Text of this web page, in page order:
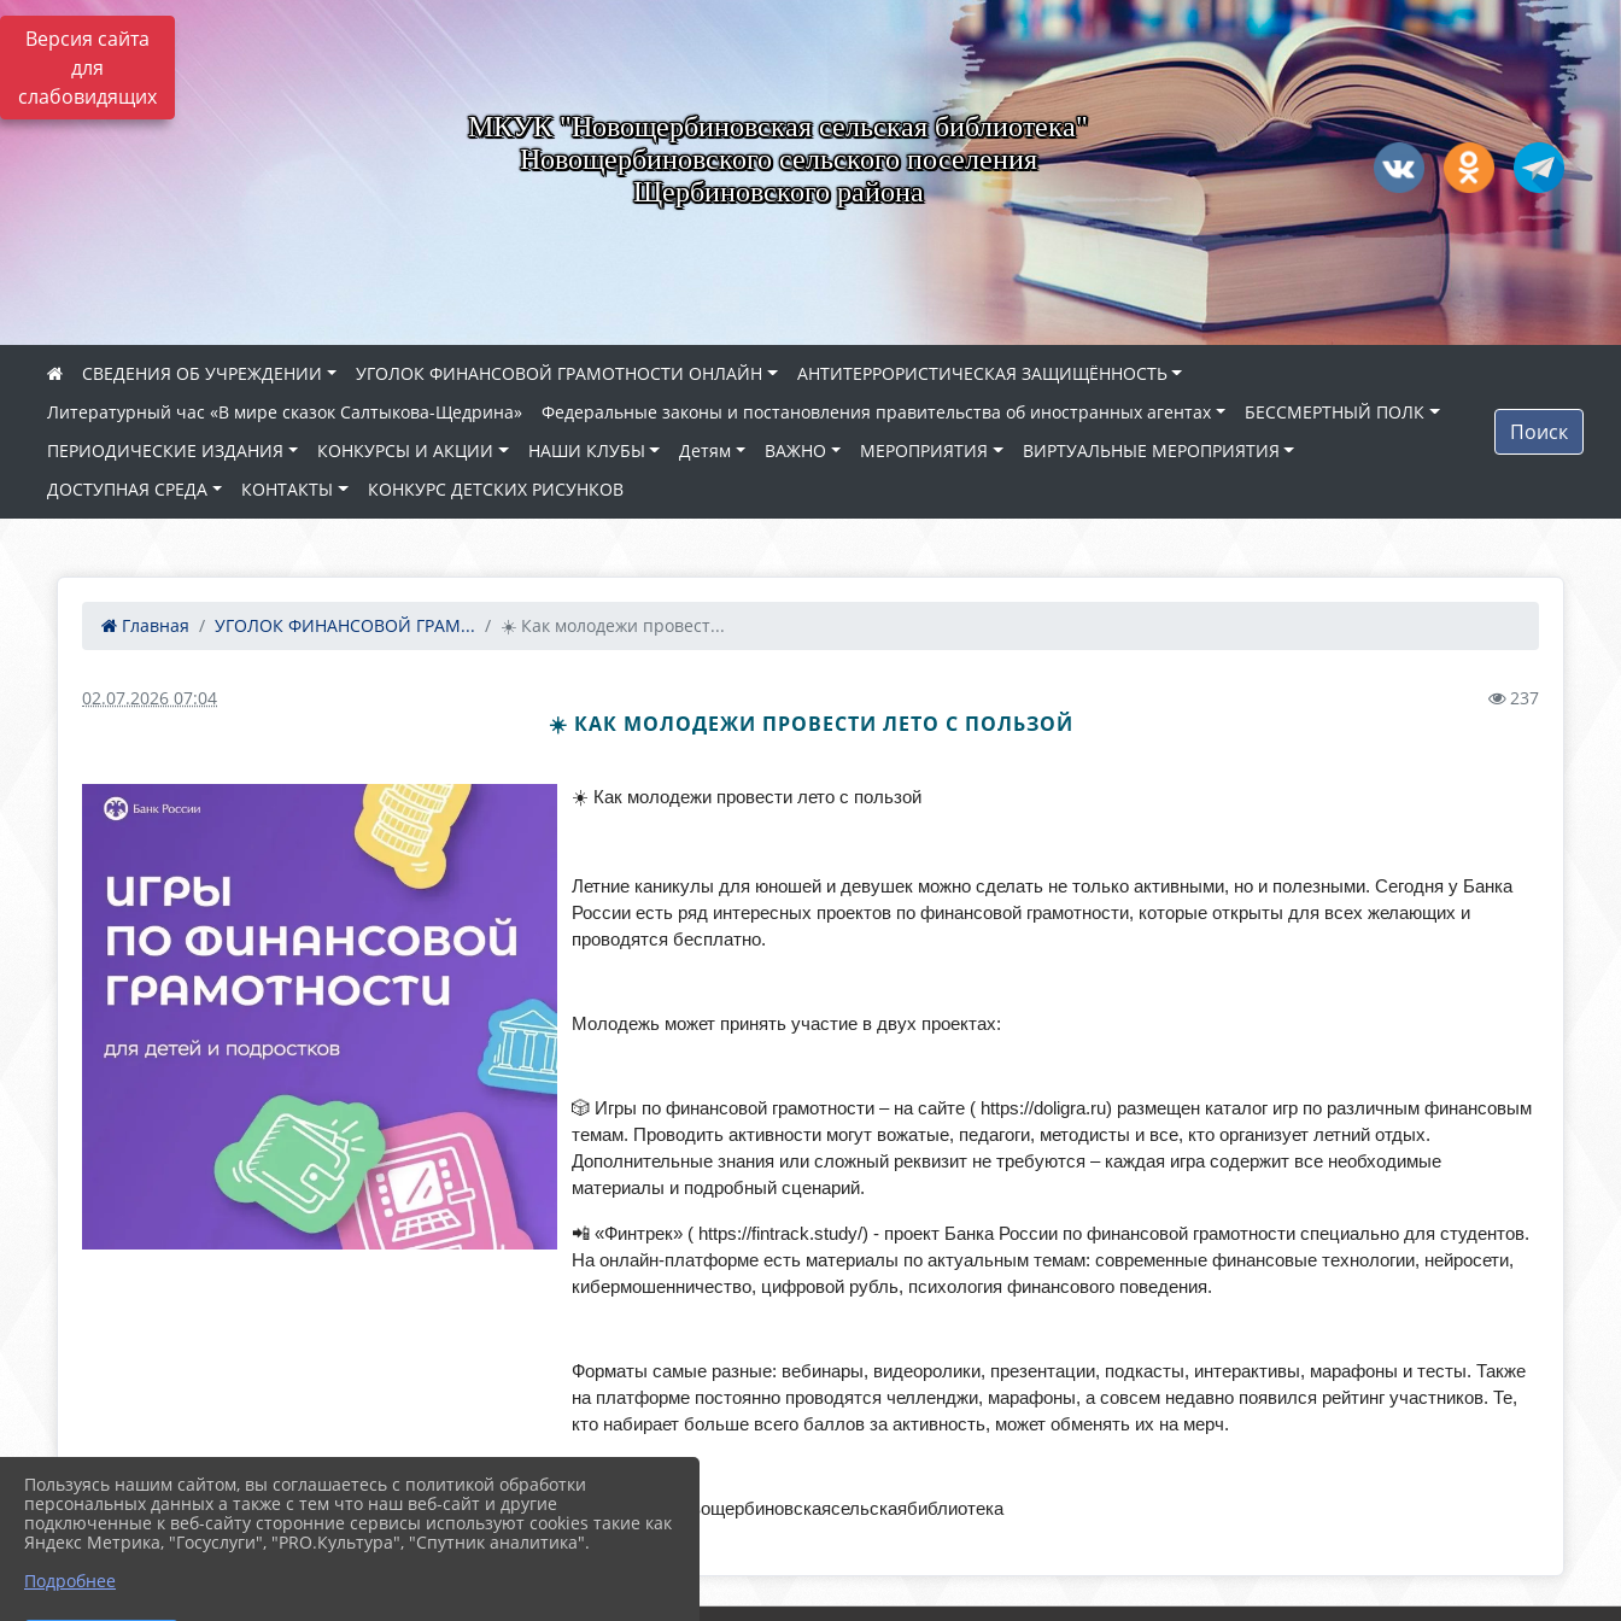
Версия сайта
для
слабовидящих
МКУК "Новощербиновская сельская библиотека"
Новощербиновского сельского поселения
Щербиновского района
СВЕДЕНИЯ ОБ УЧРЕЖДЕНИИ УГОЛОК ФИНАНСОВОЙ ГРАМОТНОСТИ ОНЛАЙН
АНТИТЕРРОРИСТИЧЕСКАЯ ЗАЩИЩЁННОСТЬ
Литературный час «В мире сказок Салтыкова-Щедрина»
Федеральные законы и постановления правительства об иностранных агентах
БЕССМЕРТНЫЙ ПОЛК
ПЕРИОДИЧЕСКИЕ ИЗДАНИЯ
КОНКУРСЫ И АКЦИИ НАШИ КЛУБЫ Детям ВАЖНО МЕРОПРИЯТИЯ
ВИРТУАЛЬНЫЕ МЕРОПРИЯТИЯ
ДОСТУПНАЯ СРЕДА
КОНТАКТЫ КОНКУРС ДЕТСКИХ РИСУНКОВ
Поиск
Главная УГОЛОК ФИНАНСОВОЙ ГРАМ... ☀️ Как молодежи провест...
02.07.2026 07:04 237
☀️ КАК МОЛОДЕЖИ ПРОВЕСТИ ЛЕТО С ПОЛЬЗОЙ
☀ ️ Как молодежи провести лето с пользой
Летние каникулы для юношей и девушек можно сделать не только активными, но и полезными. Сегодня у Банка
России есть ряд интересных проектов по финансовой грамотности, которые открыты для всех желающих и
проводятся бесплатно.
Молодежь может принять участие в двух проектах:
🎲 Игры по финансовой грамотности – на сайте ( https://doligra.ru) размещен каталог игр по различным финансовым
темам. Проводить активности могут вожатые, педагоги, методисты и все, кто организует летний отдых.
Дополнительные знания или сложный реквизит не требуются – каждая игра содержит все необходимые
материалы и подробный сценарий.
📲 «Финтрек» ( https://fintrack.study/) - проект Банка России по финансовой грамотности специально для студентов.
На онлайн-платформе есть материалы по актуальным темам: современные финансовые технологии, нейросети,
кибермошенничество, цифровой рубль, психология финансового поведения.
Форматы самые разные: вебинары, видеоролики, презентации, подкасты, интерактивы, марафоны и тесты. Также
на платформе постоянно проводятся челленджи, марафоны, а совсем недавно появился рейтинг участников. Те,
кто набирает больше всего баллов за активность, может обменять их на мерч.
#УФГ2026 #Новощербиновскаясельскаябиблиотека
Пользуясь нашим сайтом, вы соглашаетесь с политикой обработки
персональных данных а также с тем что наш веб-сайт и другие
подключенные к веб-сайту сторонние сервисы используют cookies такие как
Яндекс Метрика, "Госуслуги", "PRO.Культура", "Спутник аналитика".
Подробнее